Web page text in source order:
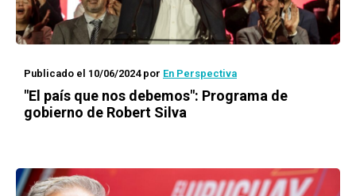
Publicado el 10/06/2024por En Perspectiva
"El país que nos debemos": Programa de
gobierno de Robert Silva